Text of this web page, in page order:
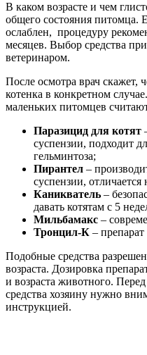
В каком возрасте и чем
общего состояния питомца.
ослаблен, процедуру
месяцев. Выбор средства
ветеринаром.
После осмотра врач скажет,
котенка в конкретном
маленьких питомцев
Паразицид для котят
суспензии, подходит
гельминтоза;
Пирантел –
суспензии,
Каникватель –
давать котятам с 5
Мильбамакс –
Тронцил-К –
Подобные средства
возраста. Дозировка
и возраста животного.
средства хозяину нужно
инструкцией.